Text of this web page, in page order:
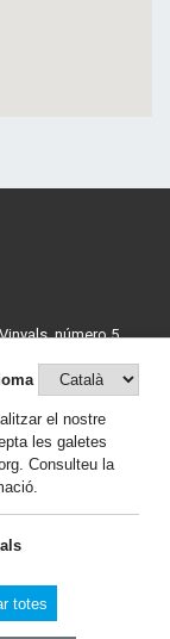
número 5,
el nostre
les galetes
Consulteu la
totes